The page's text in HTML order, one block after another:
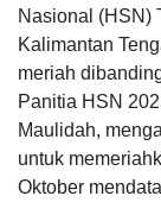
Nasional (HSN)
Kalimantan
meriah
Panitia HSN
Maulidah,
untuk
Oktober